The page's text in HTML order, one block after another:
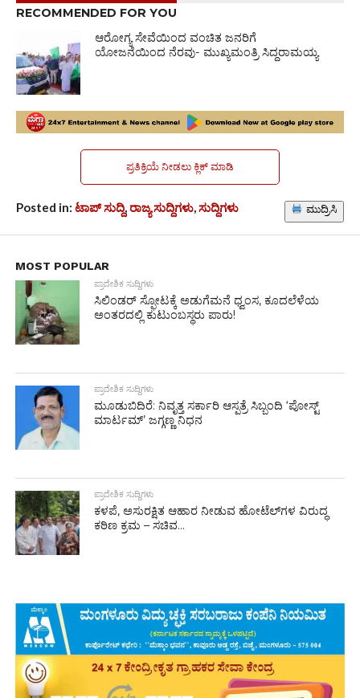
RECOMMENDED FOR YOU
5.0K
ಆರೋಗ್ಯ ಸೇವೆಯಿಂದ ವಂಚಿತ ಜನರಿಗೆ
ಯೋಜನೆಯಿಂದ ನೆರವು- ಮುಖ್ಯಮಂತ್ರಿ ಸಿದ್ದರಾಮಯ್ಯ
ಪ್ರತಿಕ್ರಿಯೆ ನೀಡಲು ಕ್ಲಿಕ್ ಮಾಡಿ
Posted in: ಟಾಪ್ ಸುದ್ದಿ,ರಾಜ್ಯ ಸುದ್ದಿಗಳು,ಸುದ್ದಿಗಳು ಮುದ್ರಿಸಿ
MOST POPULAR
ಪ್ರಾದೇಶಿಕ ಸುದ್ದಿಗಳು
ಸಿಲಿಂಡರ್ ಸ್ಫೋಟಕ್ಕೆ ಅಡುಗೆಮನೆ ಧ್ವಂಸ, ಕೂದಲೆಳೆಯ
ಅಂತರದಲ್ಲಿ ಕುಟುಂಬಸ್ಥರು ಪಾರು!
ಪ್ರಾದೇಶಿಕ ಸುದ್ದಿಗಳು
ಮೂಡುಬಿದಿರೆ: ನಿವೃತ್ತ ಸರ್ಕಾರಿ ಆಸ್ಪತ್ರೆ ಸಿಬ್ಬಂದಿ ‘ಪೋಸ್ಟ್
ಮಾರ್ಟಮ್’ ಜಗ್ಗಣ್ಣ ನಿಧನ
ಪ್ರಾದೇಶಿಕ ಸುದ್ದಿಗಳು
ಕಳಪೆ, ಅಸುರಕ್ಷಿತ ಆಹಾರ ನೀಡುವ ಹೋಟೆಲ್‌ಗಳ ವಿರುದ್ಧ
ಕಠಿಣ ಕ್ರಮ – ಸಚಿವ...